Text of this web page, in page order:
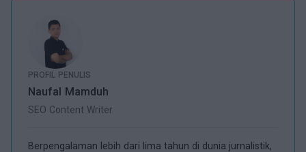
PROFIL PENULIS
Naufal Mamduh
SEO Content Writer
Berpengalaman lebih dari lima tahun di dunia jurnalistik,